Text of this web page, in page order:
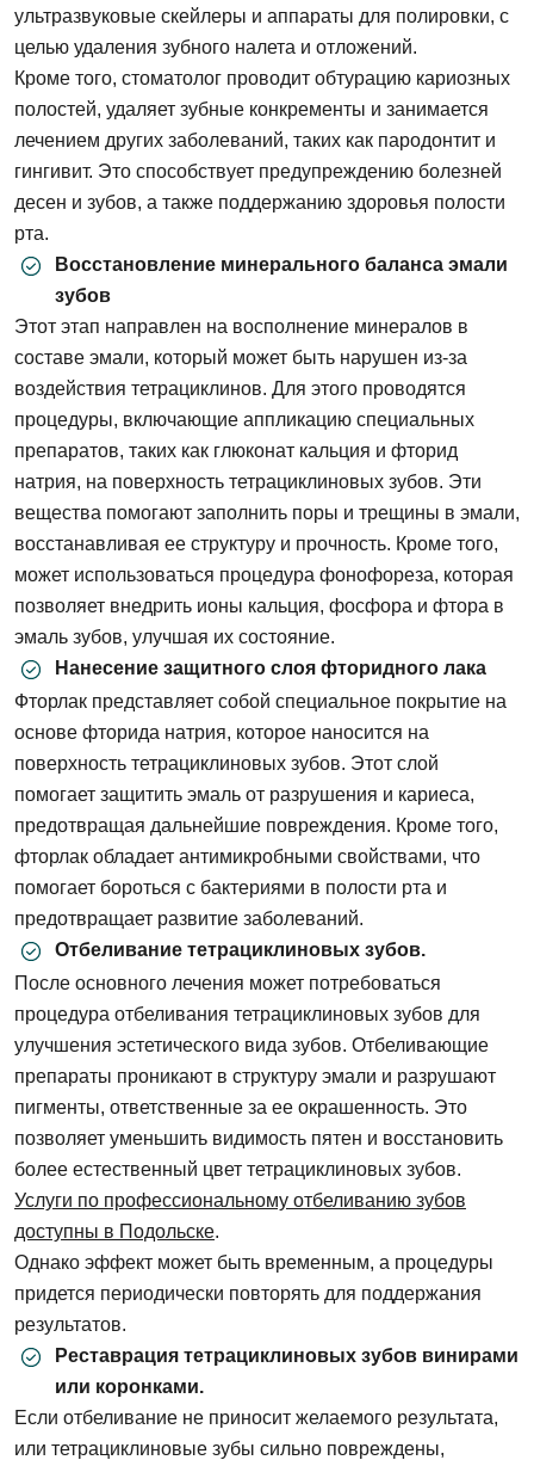
ультразвуковые скейлеры и аппараты для полировки, с
целью удаления зубного налета и отложений.
Кроме того, стоматолог проводит обтурацию кариозных
полостей, удаляет зубные конкременты и занимается
лечением других заболеваний, таких как пародонтит и
гингивит. Это способствует предупреждению болезней
десен и зубов, а также поддержанию здоровья полости
рта.
Восстановление минерального баланса эмали
зубов
Этот этап направлен на восполнение минералов в
составе эмали, который может быть нарушен из-за
воздействия тетрациклинов. Для этого проводятся
процедуры, включающие аппликацию специальных
препаратов, таких как глюконат кальция и фторид
натрия, на поверхность тетрациклиновых зубов. Эти
вещества помогают заполнить поры и трещины в эмали,
восстанавливая ее структуру и прочность. Кроме того,
может использоваться процедура фонофореза, которая
позволяет внедрить ионы кальция, фосфора и фтора в
эмаль зубов, улучшая их состояние.
Нанесение защитного слоя фторидного лака
Фторлак представляет собой специальное покрытие на
основе фторида натрия, которое наносится на
поверхность тетрациклиновых зубов. Этот слой
помогает защитить эмаль от разрушения и кариеса,
предотвращая дальнейшие повреждения. Кроме того,
фторлак обладает антимикробными свойствами, что
помогает бороться с бактериями в полости рта и
предотвращает развитие заболеваний.
Отбеливание тетрациклиновых зубов.
После основного лечения может потребоваться
процедура отбеливания тетрациклиновых зубов для
улучшения эстетического вида зубов. Отбеливающие
препараты проникают в структуру эмали и разрушают
пигменты, ответственные за ее окрашенность. Это
позволяет уменьшить видимость пятен и восстановить
более естественный цвет тетрациклиновых зубов.
Услуги по профессиональному отбеливанию зубов
доступны в Подольске.
Однако эффект может быть временным, а процедуры
придется периодически повторять для поддержания
результатов.
Реставрация тетрациклиновых зубов винирами
или коронками.
Если отбеливание не приносит желаемого результата,
или тетрациклиновые зубы сильно повреждены,
Запись на прием
Имя
Телефон
Задать вопрос
Телефон
E-mail
Сообщение
Заявка отправлена!